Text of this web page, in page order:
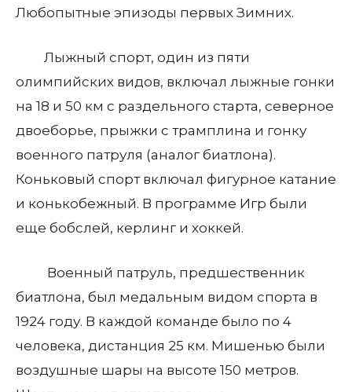
Любопытные эпизоды первых Зимних.
Лыжный спорт, один из пяти
олимпийских видов, включал лыжные гонки
на 18 и 50 км с раздельного старта, северное
двоеборье, прыжки с трамплина и гонку
военного патруля (аналог биатлона).
Коньковый спорт включал фигурное катание
и конькобежный. В программе Игр были
еще бобслей, керлинг и хоккей.
Военный патруль, предшественник
биатлона, был медальным видом спорта в
1924 году. В каждой команде было по 4
человека, дистанция 25 км. Мишенью были
воздушные шары на высоте 150 метров.